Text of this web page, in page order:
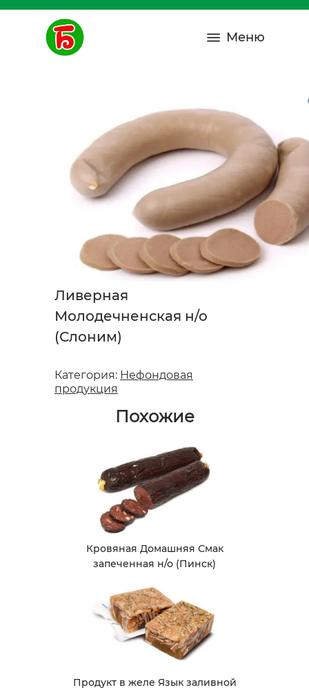
Меню
Ливерная
Молодечненская н/о
(Слоним)
Категория: Нефондовая
продукция
Похожие
Кровяная Домашняя Смак
запеченная н/о (Пинск)
Продукт в желе Язык заливной